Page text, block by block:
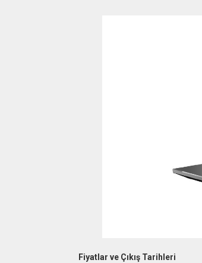
Fiyatlar ve Çıkış Tarihleri